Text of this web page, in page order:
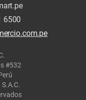
6500
#532